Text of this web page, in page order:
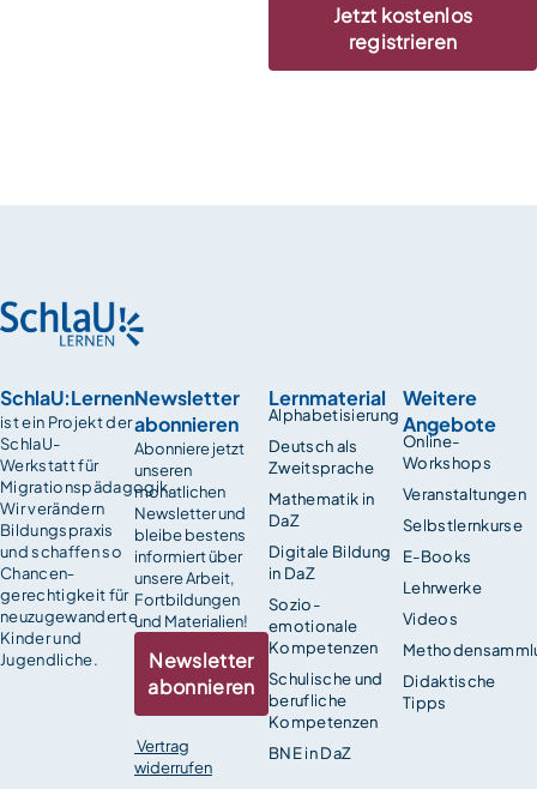
Jetzt kostenlos
registrieren
SchlaU:Lernen
ist ein Projekt der
SchlaU-
Werkstatt für
Migrationspädagogik.
Wir verändern
Bildungspraxis
und schaffen so
Chancen­
gerechtigkeit für
neuzugewanderte
Kinder und
Jugendliche.
Lernmaterial
Alphabetisierung
Deutsch als
Zweitsprache
Mathematik in
DaZ
Digitale Bildung
in DaZ
Sozio-
emotionale
Kompetenzen
Schulische und
berufliche
Kompetenzen
BNE in DaZ
Weitere
Angebote
Online-
Workshops
Veranstaltungen
Selbstlernkurse
E-Books
Lehrwerke
Videos
Didaktische
Tipps
Newsletter
abonnieren
Abonniere jetzt
unseren
monatlichen
Newsletter und
bleibe bestens
informiert über
unsere Arbeit,
Fortbildungen
und Materialien!
Newsletter
abonnieren
Vertrag
widerrufen